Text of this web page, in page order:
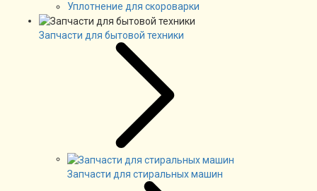
Уплотнение для скороварки
Запчасти для бытовой техники
Запчасти для стиральных машин